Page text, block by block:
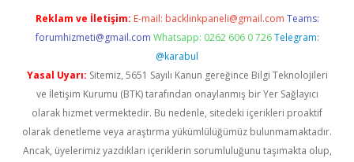
Reklam ve İletişim: E-mail: backlinkpaneli@gmail.com Teams:
forumhizmeti@gmail.com Whatsapp: 0262 606 0 726 Telegram:
@karabul
Yasal Uyarı: Sitemiz, 5651 Sayılı Kanun gereğince Bilgi Teknolojileri
ve İletişim Kurumu (BTK) tarafından onaylanmış bir Yer Sağlayıcı
olarak hizmet vermektedir. Bu nedenle, sitedeki içerikleri proaktif
olarak denetleme veya araştırma yükümlülüğümüz bulunmamaktadır.
Ancak, üyelerimiz yazdıkları içeriklerin sorumluluğunu taşımakta olup,